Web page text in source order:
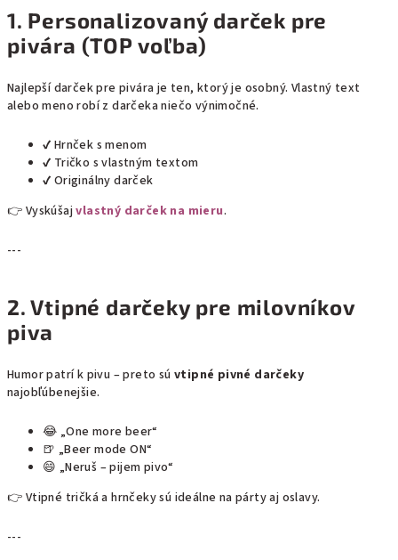
1. Personalizovaný darček pre
pivára (TOP voľba)
Najlepší darček pre pivára je ten, ktorý je osobný. Vlastný text
alebo meno robí z darčeka niečo výnimočné.
✔ Hrnček s menom
✔ Tričko s vlastným textom
✔ Originálny darček
👉 Vyskúšajvlastný darček na mieru.
---
2. Vtipné darčeky pre milovníkov
piva
Humor patrí k pivu – preto sú vtipné pivné darčeky
najobľúbenejšie.
😂 „One more beer“
🍺 „Beer mode ON“
😄 „Neruš – pijem pivo“
👉 Vtipné tričká a hrnčeky sú ideálne na párty aj oslavy.
---